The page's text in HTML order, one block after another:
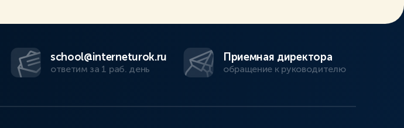
school@interneturok.ru
ответим за 1 раб. день
Приемная директора
обращение к руководителю